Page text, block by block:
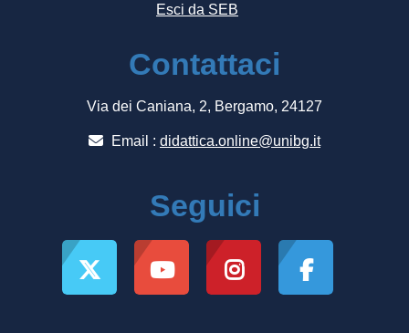
Esci da SEB
Contattaci
Via dei Caniana, 2, Bergamo, 24127
Email : didattica.online@unibg.it
Seguici